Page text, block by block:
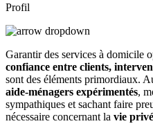
Profil
Garantir des services à domicile
confiance entre clients,
sont des éléments primordiaux.
aide-ménagers expérimentés,
sympathiques et sachant faire
nécessaire concernant la vie